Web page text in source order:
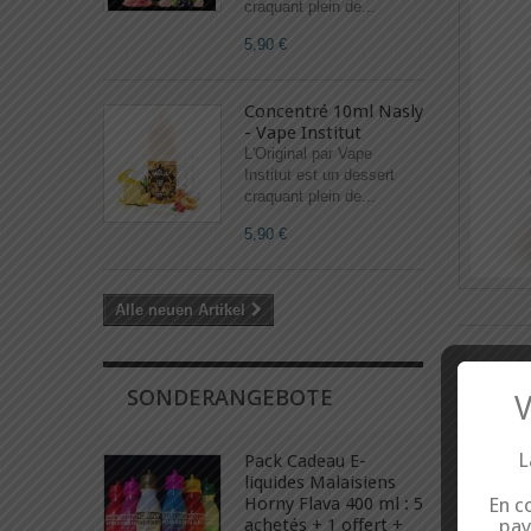
craquant plein de...
5,90 €
Concentré 10ml Nasly
- Vape Institut
L'Original par Vape
Institut est un dessert
craquant plein de...
5,90 €
Alle neuen Artikel
SONDERANGEBOTE
Pack Cadeau E-
liquides Malaisiens
Horny Flava 400 ml : 5
achetés + 1 offert +
En